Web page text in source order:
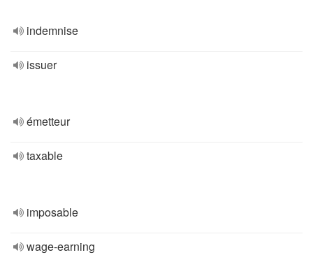
indemnise
issuer
émetteur
taxable
imposable
wage-earning